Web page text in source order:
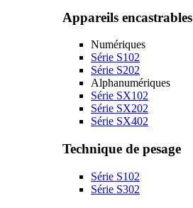
Appareils encastrables
Numériques
Série S102
Série S202
Alphanumériques
Série SX102
Série SX202
Série SX402
Technique de pesage
Série S102
Série S302